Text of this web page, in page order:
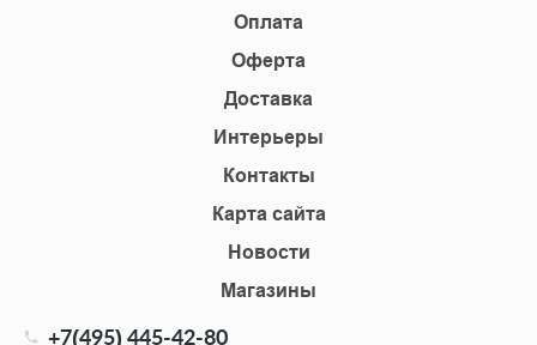
Оплата
Оферта
Доставка
Интерьеры
Контакты
Карта сайта
Новости
Магазины
+7(495) 445-42-80